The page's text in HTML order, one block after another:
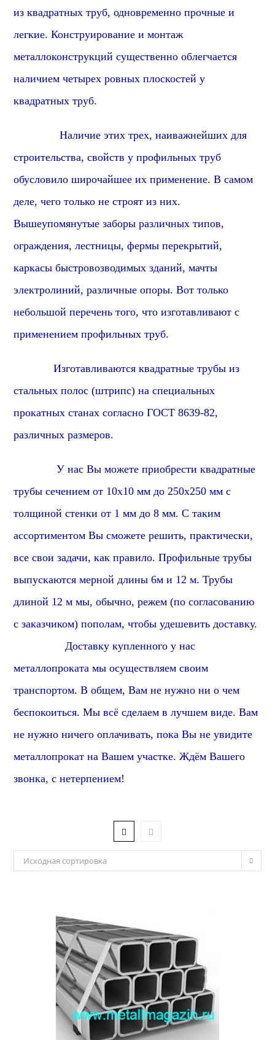
из квадратных труб, одновременно прочные и
легкие. Конструирование и монтаж
металлоконструкций существенно облегчается
наличием четырех ровных плоскостей у
квадратных труб.
Наличие этих трех, наиважнейших для
строительства, свойств у профильных труб
обусловило широчайшее их применение. В самом
деле, чего только не строят из них.
Вышеупомянутые заборы различных типов,
ограждения, лестницы, фермы перекрытий,
каркасы быстровозводимых зданий, мачты
электролиний, различные опоры. Вот только
небольшой перечень того, что изготавливают с
применением профильных труб.
Изготавливаются квадратные трубы из
стальных полос (штрипс) на специальных
прокатных станах согласно ГОСТ 8639-82,
различных размеров.
У нас Вы можете приобрести квадратные
трубы сечением от 10х10 мм до 250х250 мм с
толщиной стенки от 1 мм до 8 мм. С таким
ассортиментом Вы сможете решить, практически,
все свои задачи, как правило. Профильные трубы
выпускаются мерной длины 6м и 12 м. Трубы
длиной 12 м мы, обычно, режем (по согласованию
с заказчиком) пополам, чтобы удешевить доставку.
Доставку купленного у нас
металлопроката мы осуществляем своим
транспортом. В общем, Вам не нужно ни о чем
беспокоиться. Мы всё сделаем в лучшем виде. Вам
не нужно ничего оплачивать, пока Вы не увидите
металлопрокат на Вашем участке. Ждём Вашего
звонка, с нетерпением!
Исходная сортировка